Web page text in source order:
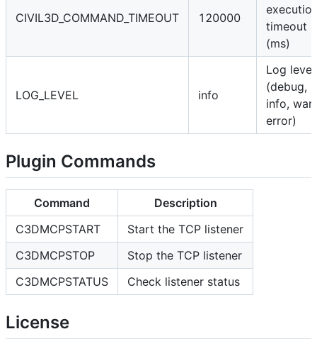
CIVIL3D_COMMAND_TIMEOUT 120000
timeout
(ms)
LOG_LEVEL info
Log level
(debug,
info,
error)
Plugin Commands
Command
Description
C3DMCPSTART
Start the TCP listener
C3DMCPSTOP
Stop the TCP listener
C3DMCPSTATUS
Check listener status
License